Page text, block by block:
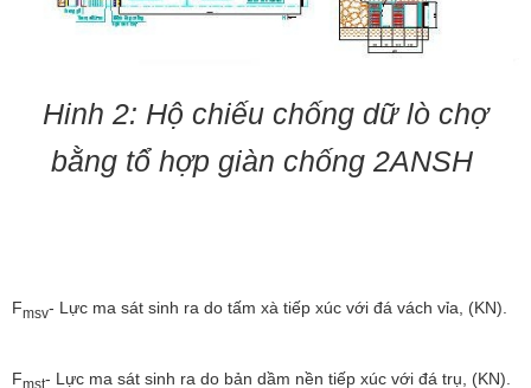
Hinh 2: Hộ chiếu chống dữ lò chợ
bằng tổ hợp giàn chống 2ANSH
Fmsv- Lực ma sát sinh ra do tấm xà tiếp xúc với đá vách vỉa, (KN).
Fmst- Lực ma sát sinh ra do bản dầm nền tiếp xúc với đá trụ, (KN).